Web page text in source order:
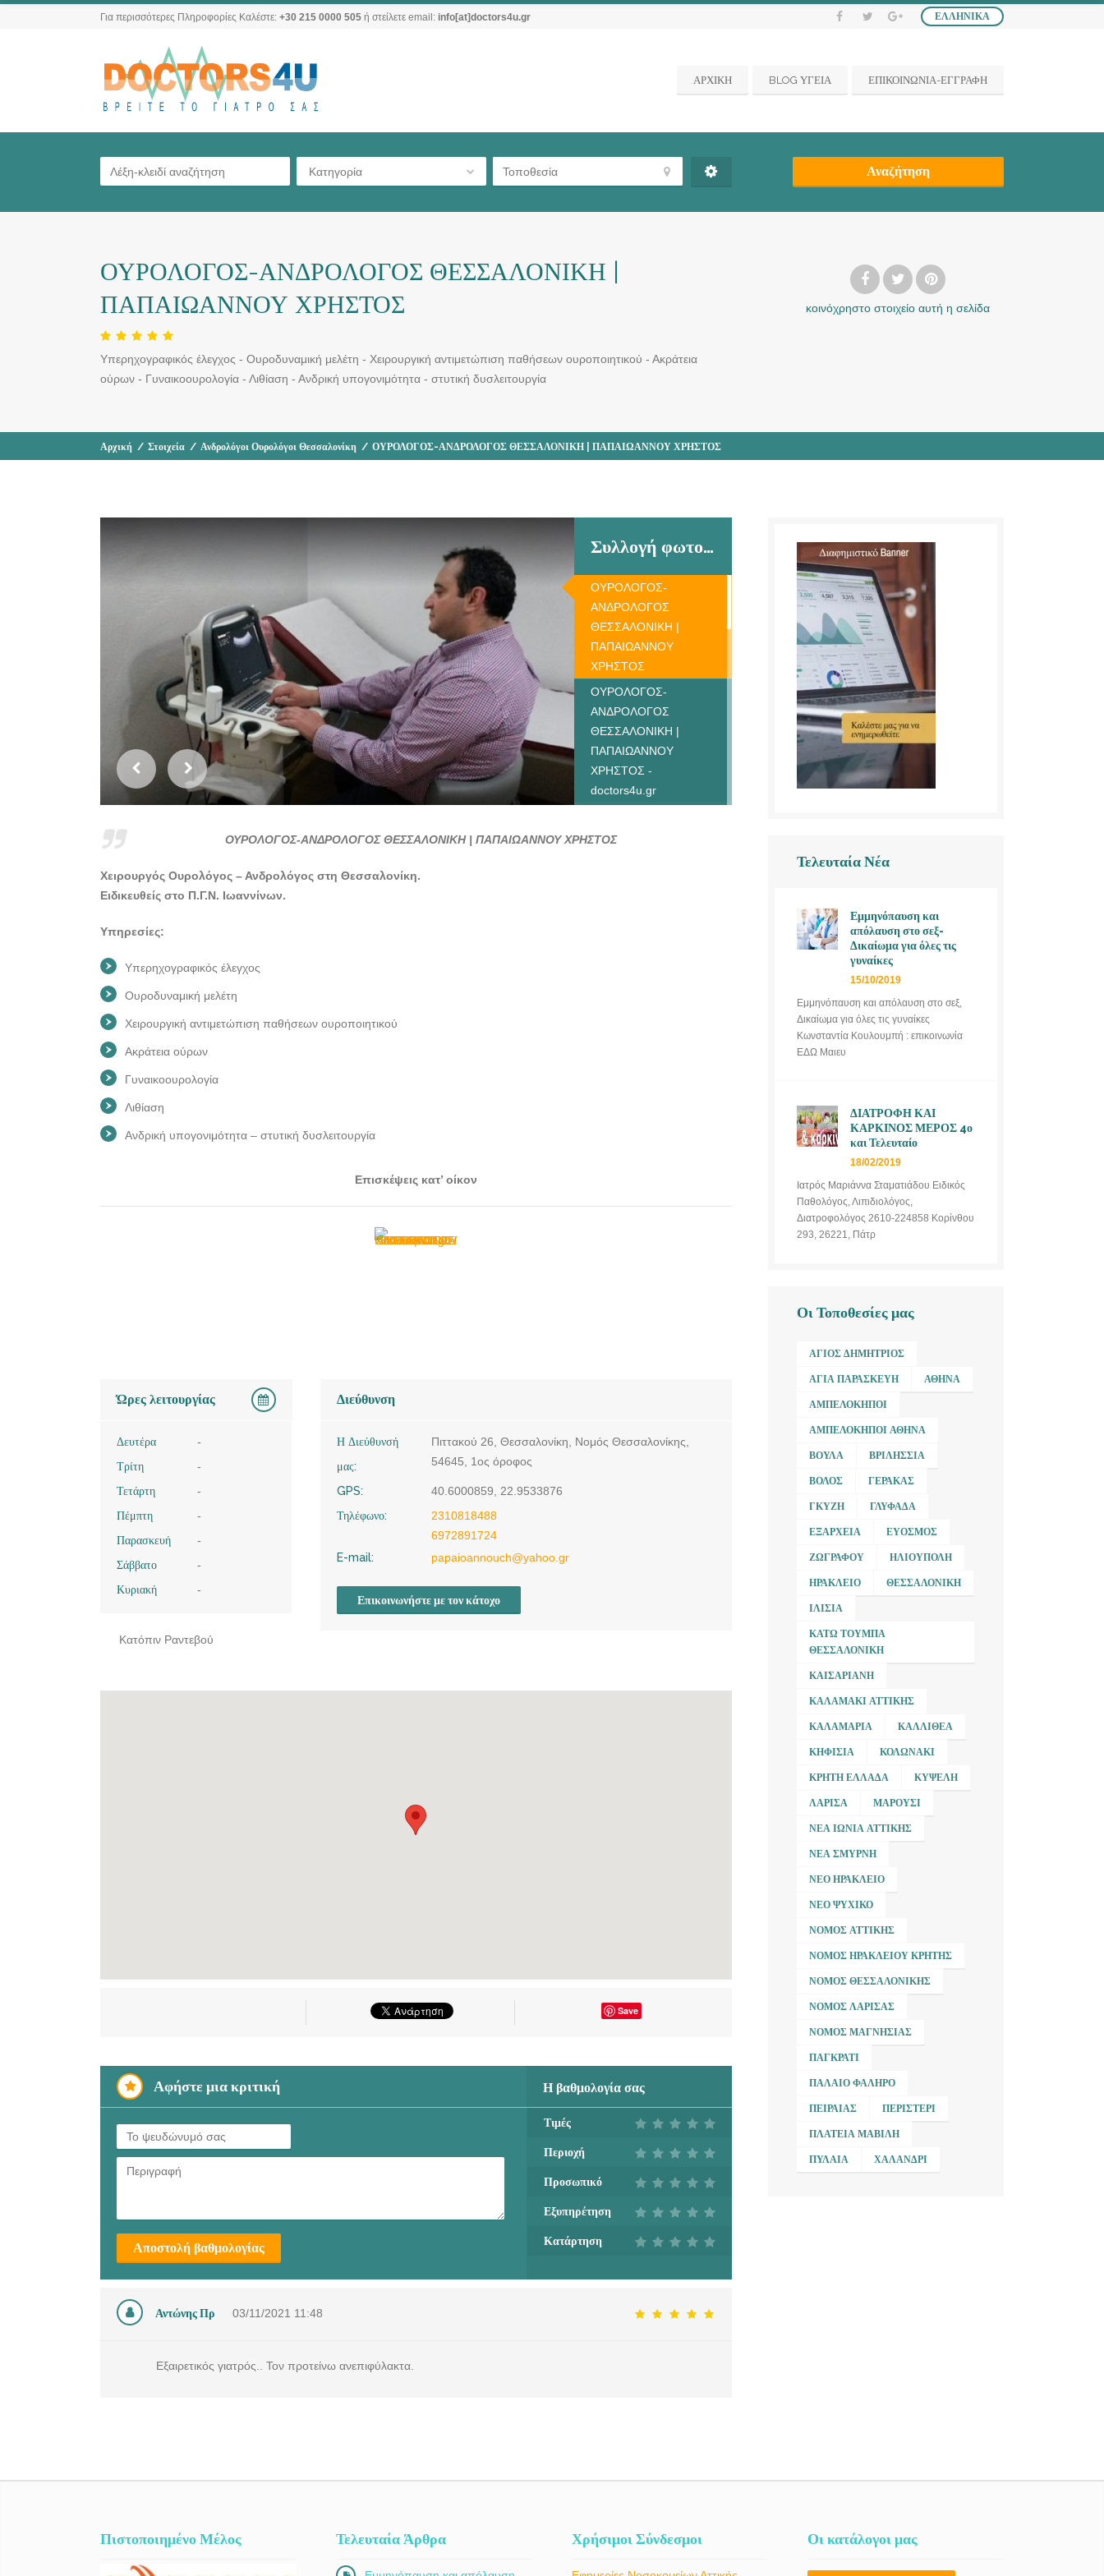
ΕΛΛΗΝΙΚΆ
Για περισσότερες Πληροφορίες Καλέστε: +30 215 0000 505 ή στείλετε email: info[at]doctors4u.gr
ΑΡΧΙΚΗ BLOG ΥΓΕΙΑ ΕΠΙΚΟΙΝΩΝΙΑ-ΕΓΓΡΑΦΗ
Κατηγορία Αναζήτηση
ΟΥΡΟΛΟΓΟΣ-ΑΝΔΡΟΛΟΓΟΣ ΘΕΣΣΑΛΟΝΙΚΗ |
ΠΑΠΑΙΩΑΝΝΟΥ ΧΡΗΣΤΟΣ
Υπερηχογραφικός έλεγχος - Ουροδυναμική μελέτη - Χειρουργική αντιμετώπιση παθήσεων ουροποιητικού - Ακράτεια
ούρων - Γυναικοουρολογία - Λιθίαση - Ανδρική υπογονιμότητα - στυτική δυσλειτουργία
κοινόχρηστο στοιχείο αυτή η σελίδα
Αρχική / Στοιχεία / Ανδρολόγοι Ουρολόγοι Θεσσαλονίκη / ΟΥΡΟΛΟΓΟΣ-ΑΝΔΡΟΛΟΓΟΣ ΘΕΣΣΑΛΟΝΙΚΗ | ΠΑΠΑΙΩΑΝΝΟΥ ΧΡΗΣΤΟΣ
Συλλογή φωτογραφιών
ΟΥΡΟΛΟΓΟΣ-
ΑΝΔΡΟΛΟΓΟΣ
ΘΕΣΣΑΛΟΝΙΚΗ |
ΠΑΠΑΙΩΑΝΝΟΥ
ΧΡΗΣΤΟΣ
ΟΥΡΟΛΟΓΟΣ-
ΑΝΔΡΟΛΟΓΟΣ
ΘΕΣΣΑΛΟΝΙΚΗ |
ΠΑΠΑΙΩΑΝΝΟΥ
ΧΡΗΣΤΟΣ -
doctors4u.gr
ΑΝΔΡΟΛΟΓΟΣ
ΑΝΔΡΟΛΟΓΟΣ
ΟΥΡΟΛΟΓΟΣ-
ΟΥΡΟΛΟΓΟΣ-ΑΝΔΡΟΛΟΓΟΣ ΘΕΣΣΑΛΟΝΙΚΗ | ΠΑΠΑΙΩΑΝΝΟΥ ΧΡΗΣΤΟΣ
Χειρουργός Ουρολόγος – Ανδρολόγος στη Θεσσαλονίκη.
Ειδικευθείς στο Π.Γ.Ν. Ιωαννίνων.
Υπηρεσίες:
Υπερηχογραφικός έλεγχος
Ουροδυναμική μελέτη
Χειρουργική αντιμετώπιση παθήσεων ουροποιητικού
Ακράτεια ούρων
Γυναικοουρολογία
Λιθίαση
Ανδρική υπογονιμότητα – στυτική δυσλειτουργία
Επισκέψεις κατ’ οίκον
Ώρες λειτουργίας
Δευτέρα
-
Τρίτη
-
Τετάρτη
-
Πέμπτη
-
Παρασκευή
-
Σάββατο
-
Κυριακή
-
Κατόπιν Ραντεβού
Διεύθυνση
Η Διεύθυνσή
μας:
Πιττακού 26, Θεσσαλονίκη, Νομός Θεσσαλονίκης,
54645, 1ος όροφος
GPS:
40.6000859, 22.9533876
Τηλέφωνο:
2310818488
6972891724
E-mail:
papaioannouch@yahoo.gr
Επικοινωνήστε με τον κάτοχο
Save
Αφήστε μια κριτική Η βαθμολογία σας
Τιμές
Περιοχή
Προσωπικό
Εξυπηρέτηση
Κατάρτηση
Αποστολή βαθμολογίας
Αντώνης Πρ 03/11/2021 11:48
Εξαιρετικός γιατρός.. Τον προτείνω ανεπιφύλακτα.
Τελευταία Νέα
Εμμηνόπαυση και
απόλαυση στο σεξ-
Δικαίωμα για όλες τις
γυναίκες
15/10/2019
Εμμηνόπαυση και απόλαυση στο σεξ,
Δικαίωμα για όλες τις γυναίκες
Κωνσταντία Κουλουμπή : επικοινωνία
ΕΔΩ Μαιευ
ΔΙΑΤΡΟΦΗ ΚΑΙ
ΚΑΡΚΙΝΟΣ ΜΕΡΟΣ 4ο
και Τελευταίο
18/02/2019
Ιατρός Μαριάννα Σταματιάδου Ειδικός
Παθολόγος, Λιπιδιολόγος,
Διατροφολόγος 2610-224858 Κορίνθου
293, 26221, Πάτρ
Οι Τοποθεσίες μας
ΆΓΙΟΣ ΔΗΜΉΤΡΙΟΣ
ΑΓΊΑ ΠΑΡΑΣΚΕΥΉ ΑΘΉΝΑ
ΑΜΠΕΛΌΚΗΠΟΙ
ΑΜΠΕΛΌΚΗΠΟΙ ΑΘΉΝΑ
ΒΟΎΛΑ ΒΡΙΛΉΣΣΙΑ
ΒΌΛΟΣ ΓΈΡΑΚΑΣ
ΓΚΎΖΗ ΓΛΥΦΆΔΑ
ΕΞΆΡΧΕΙΑ ΕΎΟΣΜΟΣ
ΖΩΓΡΆΦΟΥ ΗΛΙΟΎΠΟΛΗ
ΗΡΆΚΛΕΙΟ ΘΕΣΣΑΛΟΝΊΚΗ
ΙΛΊΣΙΑ
ΚΆΤΩ ΤΟΎΜΠΑ
ΘΕΣΣΑΛΟΝΊΚΗ
ΚΑΙΣΑΡΙΑΝΉ
ΚΑΛΑΜΆΚΙ ΑΤΤΙΚΉΣ
ΚΑΛΑΜΑΡΙΆ ΚΑΛΛΙΘΈΑ
ΚΗΦΙΣΙΆ ΚΟΛΩΝΆΚΙ
ΚΡΉΤΗ ΕΛΛΆΔΑ ΚΥΨΈΛΗ
ΛΆΡΙΣΑ ΜΑΡΟΎΣΙ
ΝΈΑ ΙΩΝΊΑ ΑΤΤΙΚΉΣ
ΝΈΑ ΣΜΎΡΝΗ
ΝΈΟ ΗΡΆΚΛΕΙΟ
ΝΈΟ ΨΥΧΙΚΌ
ΝΟΜΌΣ ΑΤΤΙΚΉΣ
ΝΟΜΌΣ ΗΡΑΚΛΕΊΟΥ ΚΡΉΤΗΣ
ΝΟΜΌΣ ΘΕΣΣΑΛΟΝΊΚΗΣ
ΝΟΜΌΣ ΛΆΡΙΣΑΣ
ΝΟΜΌΣ ΜΑΓΝΗΣΊΑΣ
ΠΑΓΚΡΆΤΙ
ΠΑΛΑΙΌ ΦΆΛΗΡΟ
ΠΕΙΡΑΙΆΣ ΠΕΡΙΣΤΈΡΙ
ΠΛΑΤΕΊΑ ΜΑΒΊΛΗ
ΠΥΛΑΊΑ ΧΑΛΆΝΔΡΙ
Πιστοποιημένο Μέλος Τελευταία Άρθρα Χρήσιμοι Σύνδεσμοι Οι κατάλογοι μας